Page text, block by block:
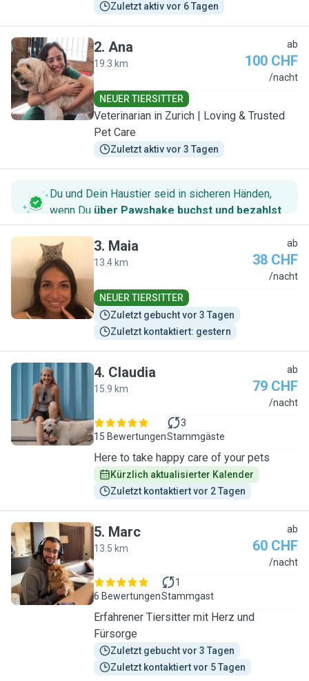
Zuletzt aktiv vor 6 Tagen
A
2. Ana
19.3 km
ab
100 CHF
/nacht
NEUER TIERSITTER
Veterinarian in Zurich | Loving & Trusted
Pet Care
Zuletzt aktiv vor 3 Tagen
Du und Dein Haustier seid in sicheren Händen,
wenn Du über Pawshake buchst und bezahlst.
M
3. Maia
13.4 km
ab
38 CHF
/nacht
NEUER TIERSITTER
Zuletzt gebucht vor 3 Tagen
Zuletzt kontaktiert: gestern
C
4. Claudia
15.9 km
ab
79 CHF
/nacht
15 Bewertungen
3
Stammgäste
Here to take happy care of your pets
Kürzlich aktualisierter Kalender
Zuletzt kontaktiert vor 2 Tagen
M
5. Marc
13.5 km
ab
60 CHF
/nacht
6 Bewertungen
1
Stammgast
Erfahrener Tiersitter mit Herz und
Fürsorge
Zuletzt gebucht vor 3 Tagen
Zuletzt kontaktiert vor 5 Tagen